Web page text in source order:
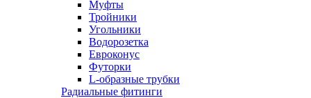
Муфты
Тройники
Угольники
Водорозетка
Евроконус
Футорки
L-образные трубки
Радиальные фитинги